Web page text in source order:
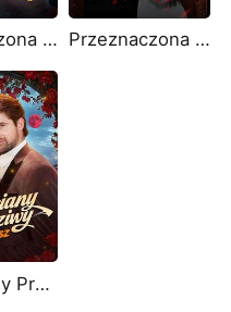
Przeznaczona Brutalnemu Alfie (Dubbing) Przeznaczona żona mojego dzikiego Alfy
Niechciany Prawdziwy Towarzysz